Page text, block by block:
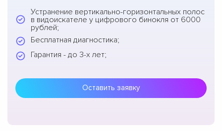
Устранение вертикально-горизонтальных полос
в видоискателе у цифрового бинокля от 6000
рублей;
Бесплатная диагностика;
Гарантия - до 3-х лет;
Оставить заявку